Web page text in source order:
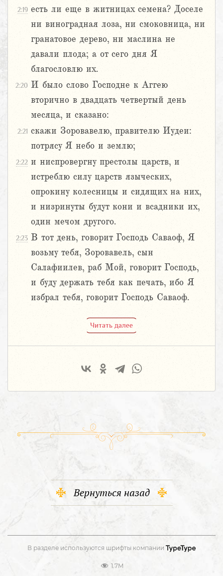
2:19 есть ли еще в житницах семена? Доселе
ни виноградная лоза, ни смоковница, ни
гранатовое дерево, ни маслина не
давали плода; а от сего дня Я
благословлю их.
2:20 И было слово Господне к Аггею
вторично в двадцать четвертый день
месяца, и сказано:
2:21 скажи Зоровавелю, правителю Иудеи:
потрясу Я небо и землю;
2:22 и ниспровергну престолы царств, и
истреблю силу царств языческих,
опрокину колесницы и сидящих на них,
и низринуты будут кони и всадники их,
один мечом другого.
2:23 В тот день, говорит Господь Саваоф, Я
возьму тебя, Зоровавель, сын
Салафиилев, раб Мой, говорит Господь,
и буду держать тебя как печать, ибо Я
избрал тебя, говорит Господь Саваоф.
Читать далее
Вернуться назад
В разделе используются шрифты компании
1.7M